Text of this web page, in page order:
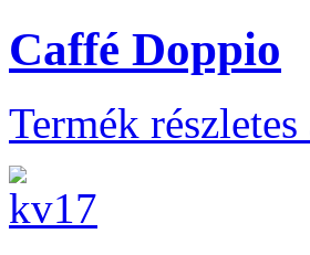
Caffé Doppio
Termék